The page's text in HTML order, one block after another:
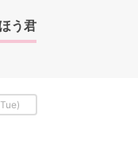
う君